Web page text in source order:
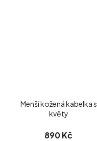
Menší kožená kabelka s
květy
890 Kč